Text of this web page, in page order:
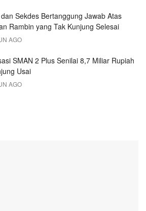
Sekdes Bertanggung Jawab Atas
Rambin yang Tak Kunjung Selesai
AGO
SMAN 2 Plus Senilai 8,7 Miliar Rupiah
Usai
AGO